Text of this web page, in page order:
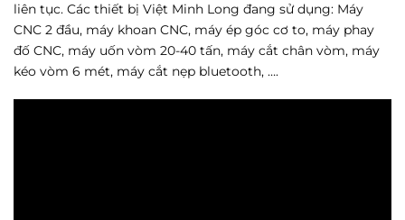
liên tục. Các thiết bị Việt Minh Long đang sử dụng: Máy
CNC 2 đầu, máy khoan CNC, máy ép góc cơ to, máy phay
đố CNC, máy uốn vòm 20-40 tấn, máy cắt chân vòm, máy
kéo vòm 6 mét, máy cắt nẹp bluetooth, ….